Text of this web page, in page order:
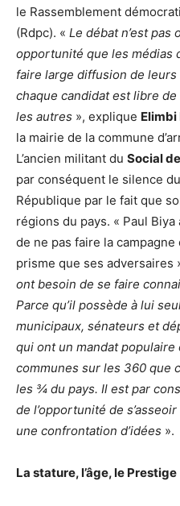
le Rassemblement
(Rdpc). « Le débat n’est pas
opportunité que les médias
faire large diffusion de
chaque candidat est libre
les autres », explique Elimbi
la mairie de la commune
L’ancien militant du Social
par conséquent le silence
République par le fait que
régions du pays. « Paul
de ne pas faire la
prisme que ses adversaires
ont besoin de se faire
Parce qu’il possède à lui
municipaux, sénateurs et
qui ont un mandat
communes sur les 360 que
les ¾ du pays. Il est par
de l’opportunité de
une confrontation d’idées ».
La stature, l’âge, le Prestige